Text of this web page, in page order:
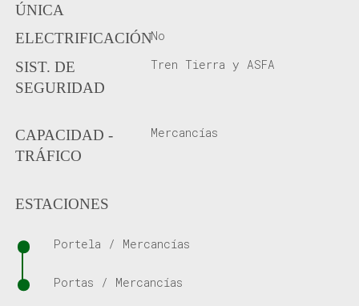
ÚNICA
ELECTRIFICACIÓNNo
SIST. DE
SEGURIDAD
Tren Tierra y ASFA
CAPACIDAD -
TRÁFICO
Mercancías
ESTACIONES
Portela / Mercancías
Portas / Mercancías